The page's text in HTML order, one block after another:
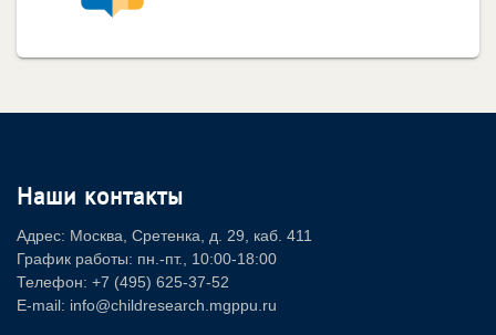
Наши контакты
Адрес: Москва, Сретенка, д. 29, каб. 411
График работы: пн.-пт., 10:00-18:00
Телефон: +7 (495) 625-37-52
E-mail: info@childresearch.mgppu.ru